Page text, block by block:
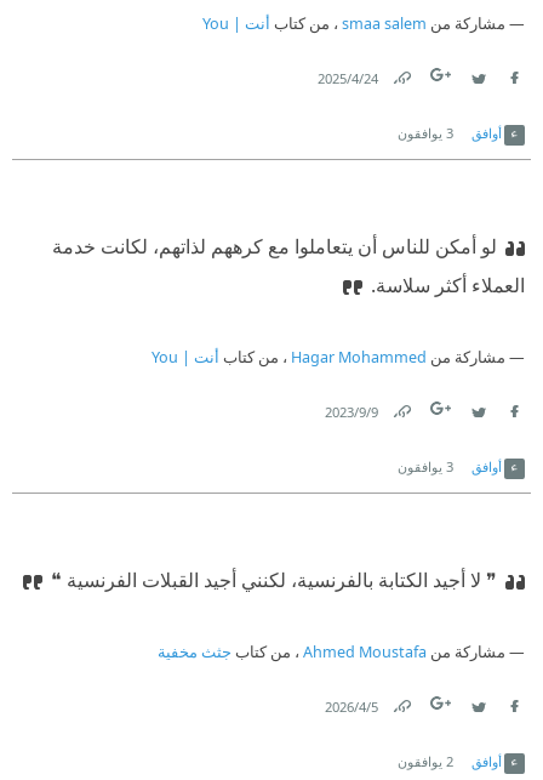
مشاركة من smaa salem ، من كتاب أنت | You
24‏/4‏/2025
أوافق 3 يوافقون
لو أمكن للناس أن يتعاملوا مع كرههم لذاتهم، لكانت خدمة
العملاء أكثر سلاسة.
مشاركة من Hagar Mohammed ، من كتاب أنت | You
9‏/9‏/2023
أوافق 3 يوافقون
❞ لا أجيد الكتابة بالفرنسية، لكنني أجيد القبلات الفرنسية ❝
مشاركة من Ahmed Moustafa ، من كتاب جثث مخفية
5‏/4‏/2026
أوافق 2 يوافقون